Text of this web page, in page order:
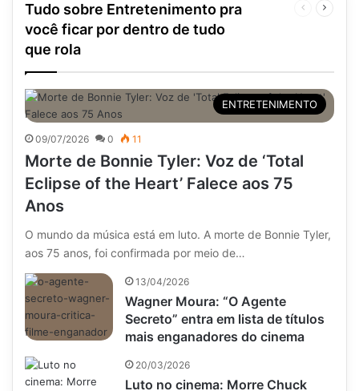
Tudo sobre Entretenimento pra
você ficar por dentro de tudo
que rola
Página
ENTRETENIMENTO
09/07/2026 0 11
Morte de Bonnie Tyler: Voz de ‘Total
Eclipse of the Heart’ Falece aos 75
Anos
O mundo da música está em luto. A morte de Bonnie Tyler,
aos 75 anos, foi confirmada por meio de…
13/04/2026
Wagner Moura: “O Agente
Secreto” entra em lista de títulos
mais enganadores do cinema
20/03/2026
Luto no cinema: Morre Chuck